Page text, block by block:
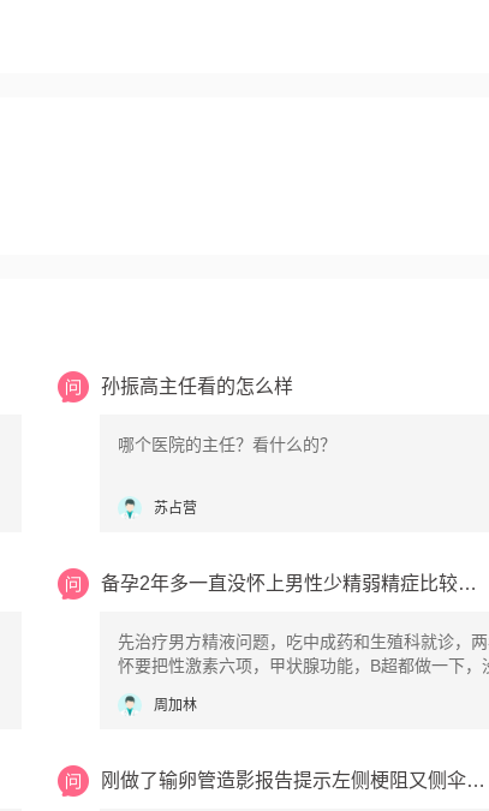
孙振高主任看的怎么样
哪个医院的主任？看什么的？
苏占营
备孕2年多一直没怀上男性少精弱精症比较严重女
先治疗男方精液问题，吃中成药和生殖科就诊，
怀要把性激素六项，甲状腺功能，B超都做一下，
问题就做输卵管造影检查
周加林
刚做了输卵管造影报告提示左侧梗阻又侧伞端粘连